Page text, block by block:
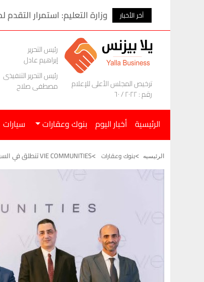
آخر الأخبار وزارة التعليم: استمرار
ترخيص المجلس الأعلى للإعلام
رقم : ٢٠٢٢ / ٦٠
رئيس التحرير
إبراهيم عادل
رئيس التحرير التنفيذى
مصطفى صلاح
الرئيسية أخبار اليوم بنوك وعقارات سيارات
الرئيسيه بنوك وعقارات VIE COMMUNITIES تنطلق في السوق المصرى عبر تحالف مصري-إماراتى باستثمارات تتخطى 150 مليار جنيه مصري